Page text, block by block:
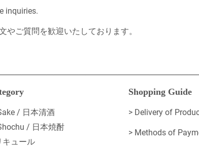
inquiries.
ご質問を歓迎いたしております。
/ 日本清酒
/ 日本焼酎
キュール
Shopping Guide
> Delivery of
> Methods of